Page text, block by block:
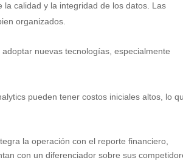
calidad y la integridad de los datos. Las
organizados.
nuevas tecnologías, especialmente
pueden tener costos iniciales altos, lo
la operación con el reporte financiero,
con un diferenciador sobre sus